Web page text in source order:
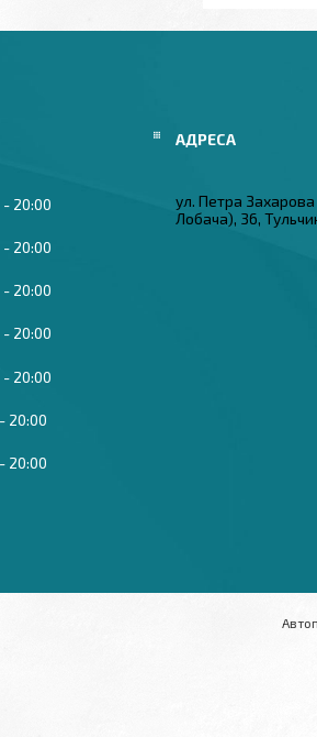
20:00
20:00
20:00
20:00
20:00
20:00
20:00
ул. Петра
Лобача), 36,